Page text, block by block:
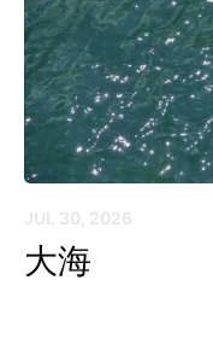
JUL 30, 2026
大海